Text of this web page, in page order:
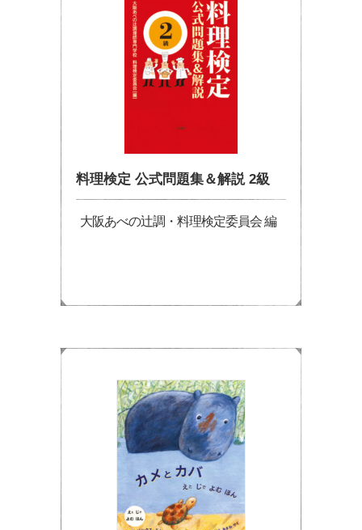
料理検定 公式問題集＆解説 2級
大阪あべの辻調・料理検定委員会 編